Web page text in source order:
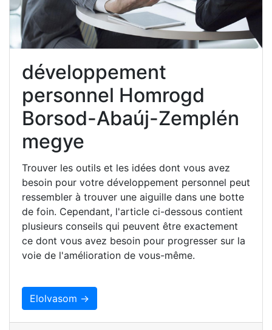
développement
personnel Homrogd
Borsod-Abaúj-Zemplén
megye
Trouver les outils et les idées dont vous avez
besoin pour votre développement personnel peut
ressembler à trouver une aiguille dans une botte
de foin. Cependant, l'article ci-dessous contient
plusieurs conseils qui peuvent être exactement
ce dont vous avez besoin pour progresser sur la
voie de l'amélioration de vous-même.
Elolvasom →